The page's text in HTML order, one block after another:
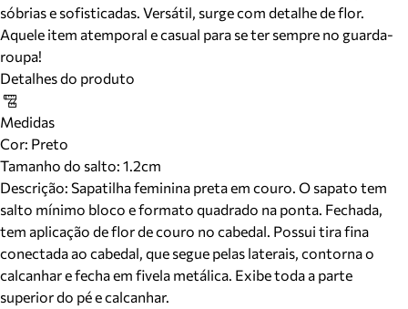
sóbrias e sofisticadas. Versátil, surge com detalhe de flor.
Aquele item atemporal e casual para se ter sempre no guarda-
roupa!
Detalhes do produto
Medidas
Cor: Preto
Tamanho do salto: 1.2cm
Descrição: Sapatilha feminina preta em couro. O sapato tem
salto mínimo bloco e formato quadrado na ponta. Fechada,
tem aplicação de flor de couro no cabedal. Possui tira fina
conectada ao cabedal, que segue pelas laterais, contorna o
calcanhar e fecha em fivela metálica. Exibe toda a parte
superior do pé e calcanhar.